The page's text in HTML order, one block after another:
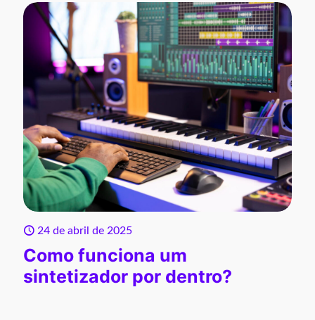
24 de abril de 2025
Como funciona um
sintetizador por dentro?